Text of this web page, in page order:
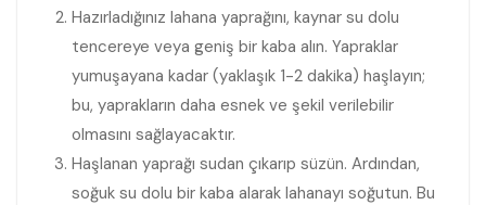
Hazırladığınız lahana yaprağını, kaynar su dolu
tencereye veya geniş bir kaba alın. Yapraklar
yumuşayana kadar (yaklaşık 1-2 dakika) haşlayın;
bu, yaprakların daha esnek ve şekil verilebilir
olmasını sağlayacaktır.
Haşlanan yaprağı sudan çıkarıp süzün. Ardından,
soğuk su dolu bir kaba alarak lahanayı soğutun. Bu